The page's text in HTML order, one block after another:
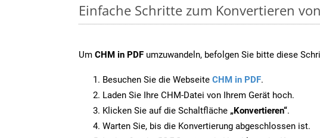
Einfache Schritte zum Konvertieren
Um CHM in PDF umzuwandeln, befolgen Sie bitte diese
Besuchen Sie die Webseite CHM in PDF.
Laden Sie Ihre CHM-Datei von Ihrem Gerät hoch.
Klicken Sie auf die Schaltfläche „Konvertieren“.
Warten Sie, bis die Konvertierung abgeschlossen ist.